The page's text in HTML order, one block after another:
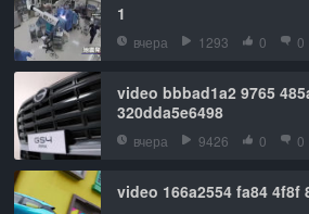
1
вчера 1293 0 0
video bbbad1a2 9765
320dda5e6498
вчера 9426 0 0
video 166a2554 fa84 4f8f